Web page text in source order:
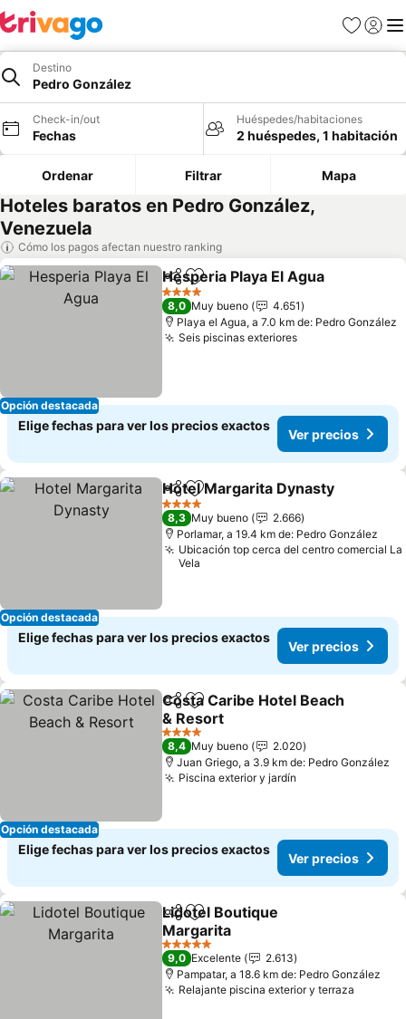
Favoritos
Iniciar
Destino
Pedro González
Check-in/out
Fechas
Huéspedes/habitaciones
2 huéspedes, 1 habitación
Ordenar Filtrar Mapa
Hoteles baratos en Pedro González,
Venezuela
Cómo los pagos afectan nuestro ranking
Opción destacada
CompartirAgregar a favoritos
Hesperia Playa El Agua
4 Estrellas
8,0 Muy bueno
4.651
Playa el Agua, a 7.0 km de: Pedro González
Seis piscinas exteriores
Elige fechas para ver los precios exactos
Ver precios
Opción destacada
CompartirAgregar a favoritos
Hotel Margarita Dynasty
4 Estrellas
8,3 Muy bueno
2.666
Porlamar, a 19.4 km de: Pedro González
Ubicación top cerca del centro comercial La
Vela
Elige fechas para ver los precios exactos
Ver precios
Opción destacada
CompartirAgregar a favoritos
Costa Caribe Hotel Beach
& Resort
4 Estrellas
8,4 Muy bueno
2.020
Juan Griego, a 3.9 km de: Pedro González
Piscina exterior y jardín
Elige fechas para ver los precios exactos
Ver precios
CompartirAgregar a favoritos
Lidotel Boutique
Margarita
5 Estrellas
9,0 Excelente
2.613
Pampatar, a 18.6 km de: Pedro González
Relajante piscina exterior y terraza